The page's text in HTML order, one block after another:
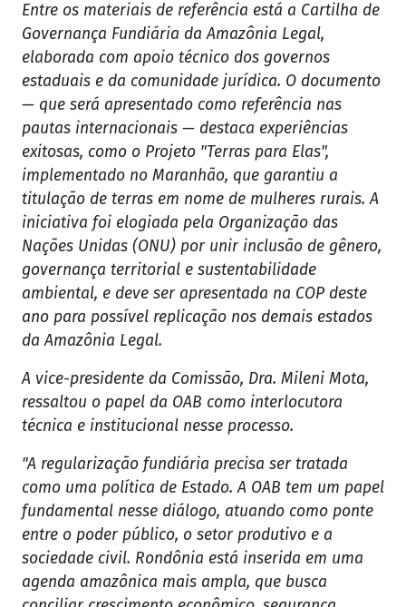
Entre os materiais de referência está a Cartilha de
Governança Fundiária da Amazônia Legal,
elaborada com apoio técnico dos governos
estaduais e da comunidade jurídica. O documento
— que será apresentado como referência nas
pautas internacionais — destaca experiências
exitosas, como o Projeto "Terras para Elas",
implementado no Maranhão, que garantiu a
titulação de terras em nome de mulheres rurais. A
iniciativa foi elogiada pela Organização das
Nações Unidas (ONU) por unir inclusão de gênero,
governança territorial e sustentabilidade
ambiental, e deve ser apresentada na COP deste
ano para possível replicação nos demais estados
da Amazônia Legal.
A vice-presidente da Comissão, Dra. Mileni Mota,
ressaltou o papel da OAB como interlocutora
técnica e institucional nesse processo.
"A regularização fundiária precisa ser tratada
como uma política de Estado. A OAB tem um papel
fundamental nesse diálogo, atuando como ponte
entre o poder público, o setor produtivo e a
sociedade civil. Rondônia está inserida em uma
agenda amazônica mais ampla, que busca